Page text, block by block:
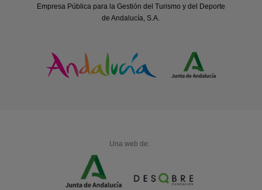
Empresa Pública para la Gestión del Turismo y del Deporte
de Andalucía, S.A.
Una web de: